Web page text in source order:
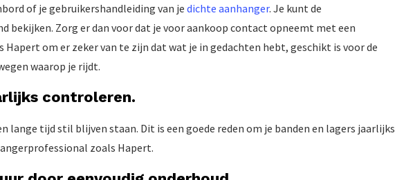
of je gebruikershandleiding van je dichte aanhanger. Je kunt de
bekijken. Zorg er dan voor dat je voor aankoop contact opneemt met een
om er zeker van te zijn dat wat je in gedachten hebt, geschikt is voor de
waarop je rijdt.
controleren.
lange tijd stil blijven staan. Dit is een goede reden om je banden en lagers jaarlijks
zoals Hapert.